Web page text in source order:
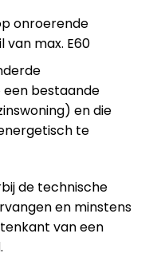
onroerende
van max. E60
bestaande
en die
te
de technische
en minstens
van een